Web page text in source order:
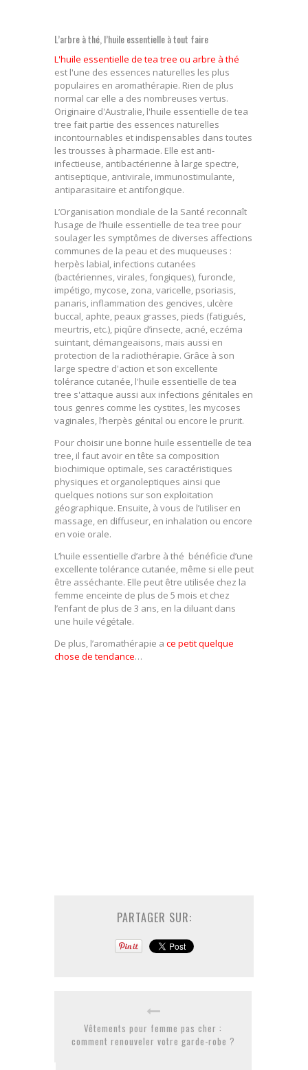
L’arbre à thé, l’huile essentielle à tout faire
L'huile essentielle de tea tree ou arbre à thé
est l'une des essences naturelles les plus
populaires en aromathérapie. Rien de plus
normal car elle a des nombreuses vertus.
Originaire d'Australie, l'huile essentielle de tea
tree fait partie des essences naturelles
incontournables et indispensables dans toutes
les trousses à pharmacie. Elle est anti-
infectieuse, antibactérienne à large spectre,
antiseptique, antivirale, immunostimulante,
antiparasitaire et antifongique.
L’Organisation mondiale de la Santé reconnaît
l’usage de l’huile essentielle de tea tree pour
soulager les symptômes de diverses affections
communes de la peau et des muqueuses :
herpès labial, infections cutanées
(bactériennes, virales, fongiques), furoncle,
impétigo, mycose, zona, varicelle, psoriasis,
panaris, inflammation des gencives, ulcère
buccal, aphte, peaux grasses, pieds (fatigués,
meurtris, etc.), piqûre d’insecte, acné, eczéma
suintant, démangeaisons, mais aussi en
protection de la radiothérapie. Grâce à son
large spectre d'action et son excellente
tolérance cutanée, l'huile essentielle de tea
tree s'attaque aussi aux infections génitales en
tous genres comme les cystites, les mycoses
vaginales, l’herpès génital ou encore le prurit.
Pour choisir une bonne huile essentielle de tea
tree, il faut avoir en tête sa composition
biochimique optimale, ses caractéristiques
physiques et organoleptiques ainsi que
quelques notions sur son exploitation
géographique. Ensuite, à vous de l’utiliser en
massage, en diffuseur, en inhalation ou encore
en voie orale.
L’huile essentielle d’arbre à thé bénéficie d’une
excellente tolérance cutanée, même si elle peut
être asséchante. Elle peut être utilisée chez la
femme enceinte de plus de 5 mois et chez
l’enfant de plus de 3 ans, en la diluant dans
une huile végétale.
De plus, l’aromathérapie a ce petit quelque
chose de tendance…
PARTAGER SUR:
Vêtements pour femme pas cher :
comment renouveler votre garde-robe ?